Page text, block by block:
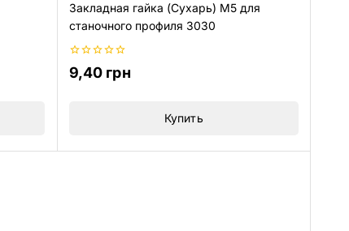
Закладная гайка (Сухарь) М5 для
станочного профиля 3030
0
из
9,40 грн
Купить